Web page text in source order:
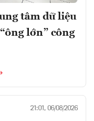
tâm dữ liệu
lớn” công
21:01, 06/08/2026